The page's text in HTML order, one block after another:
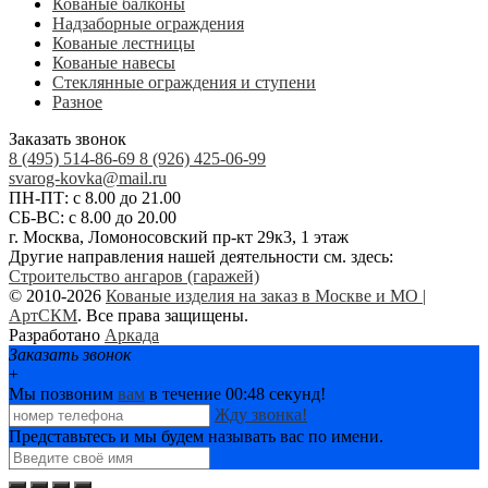
Кованые балконы
Надзаборные ограждения
Кованые лестницы
Кованые навесы
Стеклянные ограждения и ступени
Разное
Заказать звонок
8 (495) 514-86-69 8 (926) 425-06-99
svarog-kovka@mail.ru
ПН-ПТ: с 8.00 до 21.00
СБ-ВС: с 8.00 до 20.00
г. Москва, Ломоносовский пр-кт 29к3, 1 этаж
Другие направления нашей деятельности см. здесь:
Строительство ангаров (гаражей)
© 2010-2026 Кованые изделия на заказ в Москве и МО |
АртСКМ. Все права защищены.
Разработано Аркада
Заказать звонок
+
Мы позвоним вам в течение 00:48 секунд!
Жду звонка!
Представьтесь и мы будем называть вас по имени.